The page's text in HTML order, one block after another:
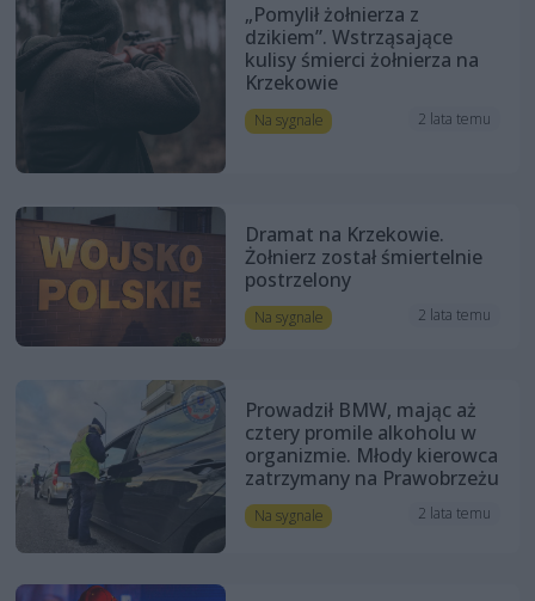
„Pomylił żołnierza z
dzikiem”. Wstrząsające
kulisy śmierci żołnierza na
Krzekowie
Na sygnale 2 lata temu
Dramat na Krzekowie.
Żołnierz został śmiertelnie
postrzelony
Na sygnale 2 lata temu
Prowadził BMW, mając aż
cztery promile alkoholu w
organizmie. Młody kierowca
zatrzymany na Prawobrzeżu
Na sygnale 2 lata temu